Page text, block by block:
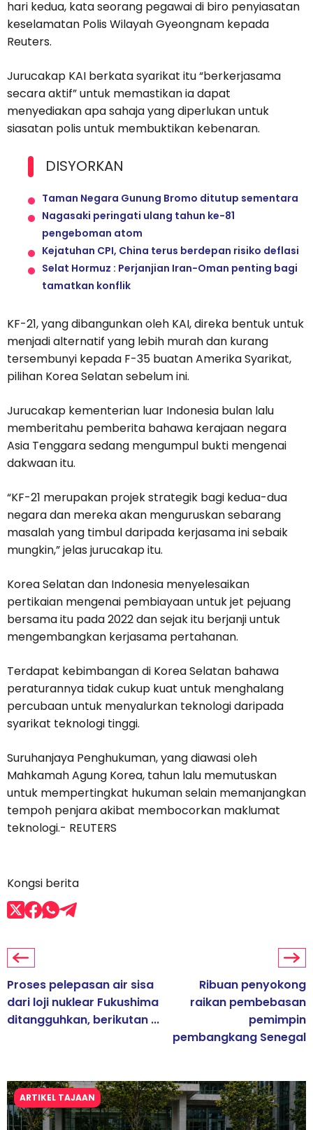
hari kedua, kata seorang pegawai di biro penyiasatan
keselamatan Polis Wilayah Gyeongnam kepada
Reuters.
Jurucakap KAI berkata syarikat itu “berkerjasama
secara aktif” untuk memastikan ia dapat
menyediakan apa sahaja yang diperlukan untuk
siasatan polis untuk membuktikan kebenaran.
DISYORKAN
Taman Negara Gunung Bromo ditutup sementara
Nagasaki peringati ulang tahun ke-81
pengeboman atom
Kejatuhan CPI, China terus berdepan risiko deflasi
Selat Hormuz : Perjanjian Iran-Oman penting bagi
tamatkan konflik
KF-21, yang dibangunkan oleh KAI, direka bentuk untuk
menjadi alternatif yang lebih murah dan kurang
tersembunyi kepada F-35 buatan Amerika Syarikat,
pilihan Korea Selatan sebelum ini.
Jurucakap kementerian luar Indonesia bulan lalu
memberitahu pemberita bahawa kerajaan negara
Asia Tenggara sedang mengumpul bukti mengenai
dakwaan itu.
“KF-21 merupakan projek strategik bagi kedua-dua
negara dan mereka akan menguruskan sebarang
masalah yang timbul daripada kerjasama ini sebaik
mungkin,” jelas jurucakap itu.
Korea Selatan dan Indonesia menyelesaikan
pertikaian mengenai pembiayaan untuk jet pejuang
bersama itu pada 2022 dan sejak itu berjanji untuk
mengembangkan kerjasama pertahanan.
Terdapat kebimbangan di Korea Selatan bahawa
peraturannya tidak cukup kuat untuk menghalang
percubaan untuk menyalurkan teknologi daripada
syarikat teknologi tinggi.
Suruhanjaya Penghukuman, yang diawasi oleh
Mahkamah Agung Korea, tahun lalu memutuskan
untuk mempertingkat hukuman selain memanjangkan
tempoh penjara akibat membocorkan maklumat
teknologi.- REUTERS
Kongsi berita
Proses pelepasan air sisa
dari loji nuklear Fukushima
ditangguhkan, berikutan ...
Ribuan penyokong
raikan pembebasan
pemimpin
pembangkang Senegal
ARTIKEL TAJAAN